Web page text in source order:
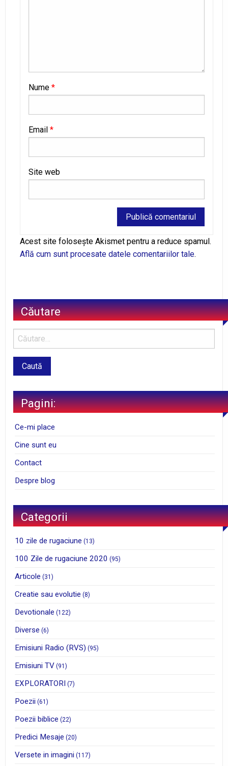
Nume *
Email *
Site web
Alternative:
Acest site folosește Akismet pentru a reduce spamul.
Află cum sunt procesate datele comentariilor tale.
Căutare
Pagini:
Ce-mi place
Cine sunt eu
Contact
Despre blog
Categorii
10 zile de rugaciune (13)
100 Zile de rugaciune 2020 (95)
Articole (31)
Creatie sau evolutie (8)
Devotionale (122)
Diverse (6)
Emisiuni Radio (RVS) (95)
Emisiuni TV (91)
EXPLORATORI (7)
Poezii (61)
Poezii biblice (22)
Predici Mesaje (20)
Versete in imagini (117)